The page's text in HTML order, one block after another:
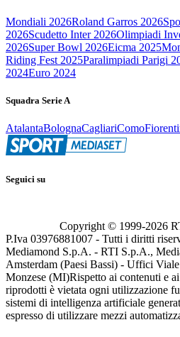
Mondiali 2026Roland Garros 2026
2026Scudetto Inter 2026Olimpiadi
2026Super Bowl 2026Eicma 2025
Riding Fest 2025Paralimpiadi Parigi
2024Euro 2024
Squadra Serie A
AtalantaBolognaCagliariComo
Seguici su
Copyright © 1999-2026
P.Iva 03976881007 - Tutti i diritti
Mediamond S.p.A. - RTI S.p.A.,
Amsterdam (Paesi Bassi) - Uffici
Monzese (MI)Rispetto ai contenuti e
riprodotti è vietata ogni utilizzazione
sistemi di intelligenza artificiale
espresso di utilizzare mezzi